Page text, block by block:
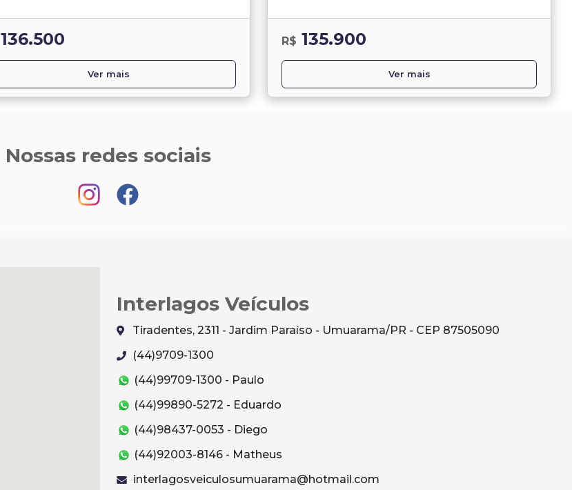
136.500
Ver mais
R$ 135.900
Ver mais
Nossas redes sociais
Interlagos Veículos
Tiradentes, 2311 - Jardim Paraíso - Umuarama/PR - CEP 87505090
(44)9709-1300
(44)99709-1300 - Paulo
(44)99890-5272 - Eduardo
(44)98437-0053 - Diego
(44)92003-8146 - Matheus
interlagosveiculosumuarama@hotmail.com